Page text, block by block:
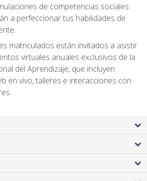
de competencias sociales
a perfeccionar tus habilidades de
matriculados están invitados a asistir
virtuales anuales exclusivos de la
del Aprendizaje, que incluyen
en vivo, talleres e interacciones con